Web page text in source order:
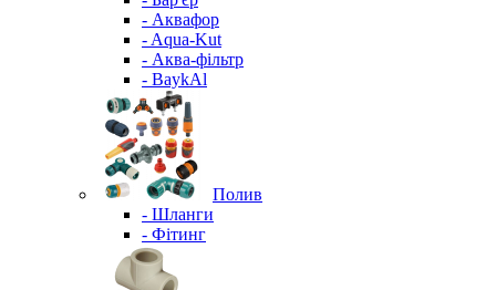
- Аквафор
- Aqua-Kut
- Аква-фільтр
- BaykAl
Полив
- Шланги
- Фітинг